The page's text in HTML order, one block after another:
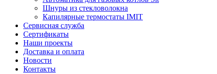
Шнуры из стекловолокна
Капилярные термостаты IMIT
Сервисная служба
Сертификаты
Наши проекты
Доставка и оплата
Новости
Контакты